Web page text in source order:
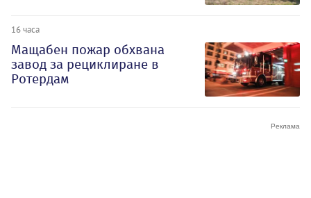
16 часа
Мащабен пожар обхвана
завод за рециклиране в
Ротердам